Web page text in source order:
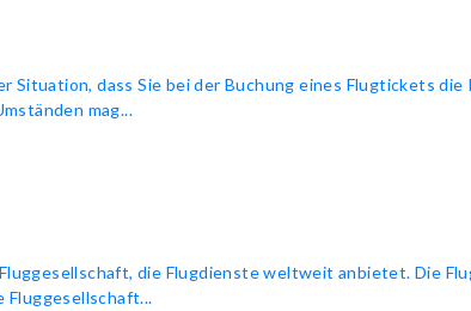
Situation, dass Sie bei der Buchung eines Flugtickets
mag...
die Flugdienste weltweit anbietet. Die
Fluggesellschaft...